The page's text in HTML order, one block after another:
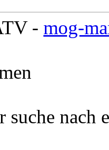
- mog-
suche nach